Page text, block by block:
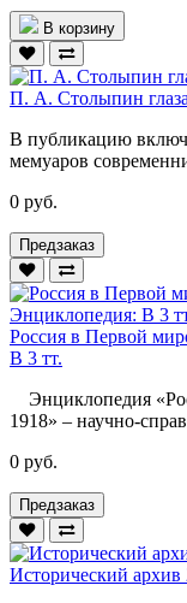
В корзину
П. А. Столыпин
В публикацию
мемуаров
0 руб.
Предзаказ
Россия в Первой
В 3 тт.
Энциклопедия
1918» – научно-
0 руб.
Предзаказ
Исторический